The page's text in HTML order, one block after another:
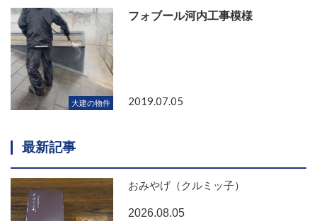
大建の物件
フォブール河内工事模様
2019.07.05
最新記事
おみやげ（クルミッ子）
2026.08.05